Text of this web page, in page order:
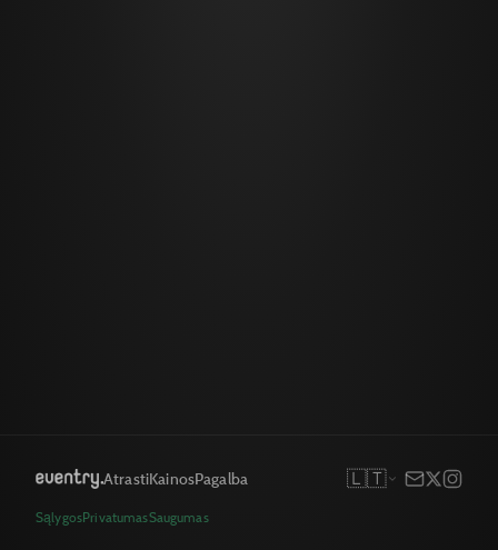
AtrastiKainosPagalba 🇱🇹
SąlygosPrivatumasSaugumas